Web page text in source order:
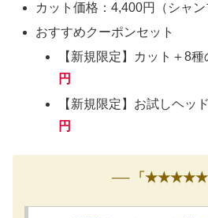
カット価格：4,400円（シャン
おすすめクーポンセット
【新規限定】カット＋8
円
【新規限定】お試しヘッ
円
── 「★★★★★」